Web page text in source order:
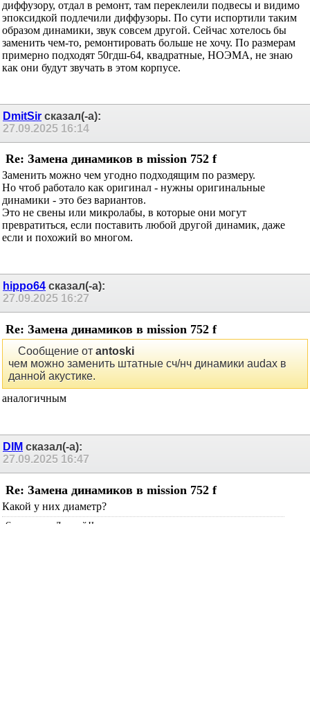
antoskiсказал(-а):
27.09.202516:02
диффузору, отдал в ремонт, там переклеили подвесы и видимо
эпоксидкой подлечили диффузоры. По сути испортили таким
образом динамики, звук совсем другой. Сейчас хотелось бы
заменить чем-то, ремонтировать больше не хочу. По размерам
примерно подходят 50гдш-64, квадратные, НОЭМА, не знаю
как они будут звучать в этом корпусе.
DmitSirсказал(-а):
27.09.2025 16:14
Заменить можно чем угодно подходящим по размеру.
Но чтоб работало как оригинал - нужны оригинальные
динамики - это без вариантов.
Это не свены или микролабы, в которые они могут
превратиться, если поставить любой другой динамик, даже
если и похожий во многом.
hippo64сказал(-а):
27.09.2025
Re: Замена динамиков в mission 752 f
Сообщение от
чем можно заменить штатные сч/нч динамики audax в
данной акустике.
аналогичным